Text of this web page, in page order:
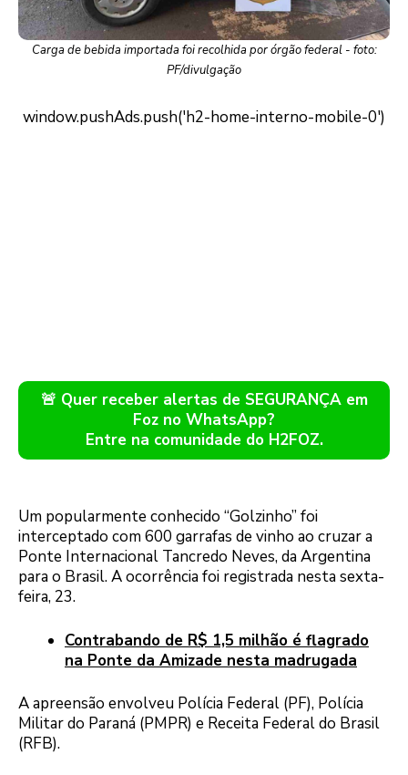
Carga de bebida importada foi recolhida por órgão federal - foto:
PF/divulgação
🚨 Quer receber alertas de SEGURANÇA em
Foz no WhatsApp?
Entre na comunidade do H2FOZ.
Um popularmente conhecido “Golzinho” foi
interceptado com 600 garrafas de vinho ao cruzar a
Ponte Internacional Tancredo Neves, da Argentina
para o Brasil. A ocorrência foi registrada nesta sexta-
feira, 23.
Contrabando de R$ 1,5 milhão é flagrado
na Ponte da Amizade nesta madrugada
A apreensão envolveu Polícia Federal (PF), Polícia
Militar do Paraná (PMPR) e Receita Federal do Brasil
(RFB).